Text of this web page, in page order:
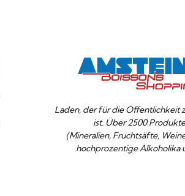
Laden, der für die Öffentlichkeit
ist. Über 2500 Produkte
(Mineralien, Fruchtsäfte,
hochprozentige Alkoholika